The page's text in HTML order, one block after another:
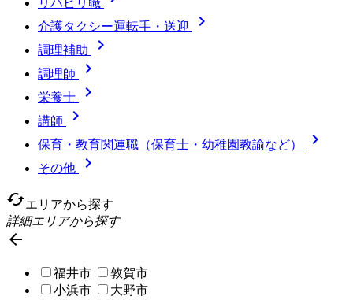
リハビリ職
介護タクシー運転手・送迎 
調理補助 
調理師 
栄養士 
講師 
保育・教育関連職（保育士・幼稚園教諭など） 
その他

cachedエリアから探す
詳細エリアから探す

福井市
敦賀市
小浜市
大野市